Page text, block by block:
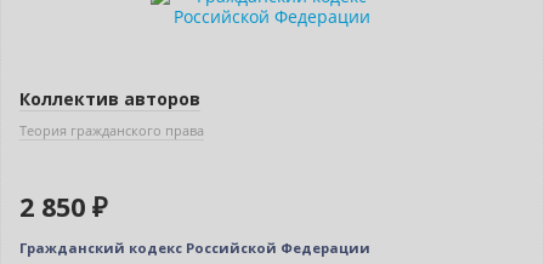
Коллектив авторов
Теория гражданского права
2 850 ₽
Гражданский кодекс Российской Федерации